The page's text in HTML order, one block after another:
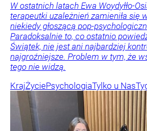
W ostatnich latach Ewa Woydyłło-
terapeutki uzależnień zamieniła się
niekiedy głoszącą pop-
Paradoksalnie to, co ostatnio
Świątek, nie jest ani najbardziej
najgroźniejsze. Problem w tym, że
tego nie widzą.
KrajŻyciePsychologiaTylko u Nas